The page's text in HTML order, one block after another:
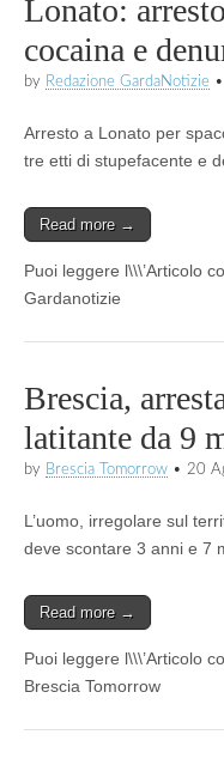
Lonato:
cocaina e
by Redazione GardaNotizie •
Arresto a Lonato per
tre etti di stupefacente e
Read more →
Puoi leggere l\\\’Articolo
Gardanotizie
Brescia,
latitante da 9
by Brescia Tomorrow • 20
L’uomo, irregolare sul
deve scontare 3 anni e 7
Read more →
Puoi leggere l\\\’Articolo
Brescia Tomorrow